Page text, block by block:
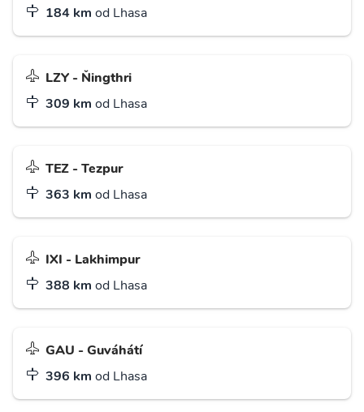
184 km od Lhasa
LZY - Ňingthri
309 km od Lhasa
TEZ - Tezpur
363 km od Lhasa
IXI - Lakhimpur
388 km od Lhasa
GAU - Guváhátí
396 km od Lhasa